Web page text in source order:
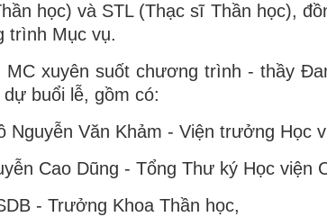
học) và STL (Thạc sĩ Thần học),
trình Mục vụ.
xuyên suốt chương trình - thầy
buổi lễ, gồm có:
Văn Khảm - Viện trưởng Học
Cao Dũng - Tổng Thư ký Học viện
- Trưởng Khoa Thần học,